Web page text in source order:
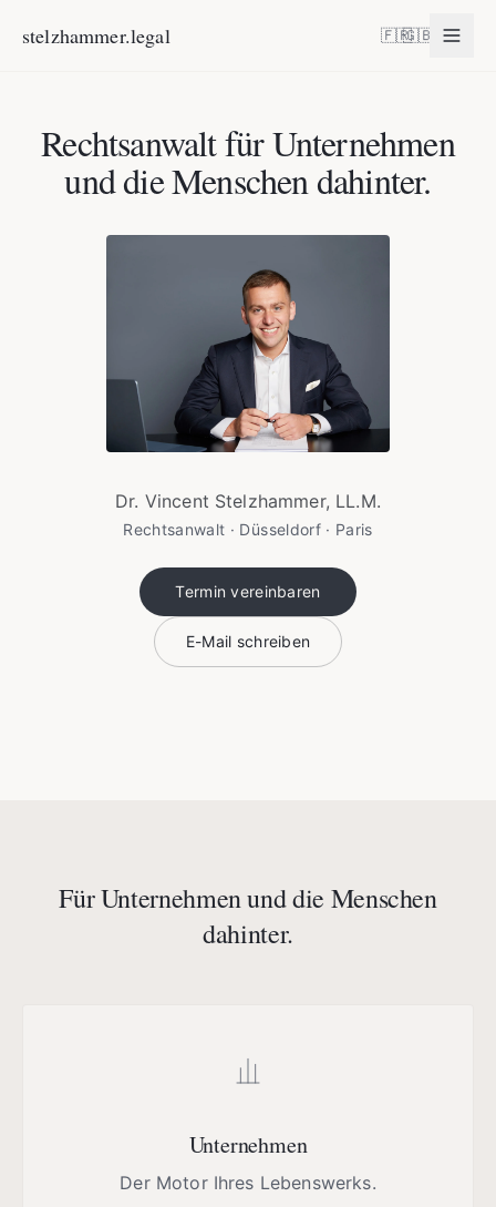
stelzhammer.legal 🇫🇷🇬🇧
Rechtsanwalt für Unternehmen
und die Menschen dahinter.
Dr. Vincent Stelzhammer, LL.M.
Rechtsanwalt · Düsseldorf · Paris
Termin vereinbaren
E-Mail schreiben
Für Unternehmen und die Menschen
dahinter.
Unternehmen
Der Motor Ihres Lebenswerks.